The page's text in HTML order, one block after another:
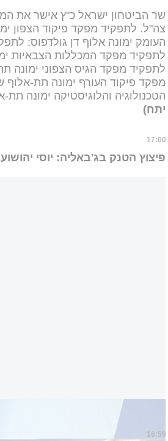
שר הביטחון ישראל כ"ץ אישר את
צה"ל. לתפקיד מפקד פיקוד הצפון
העומק ימונה אלוף דן גולדפוס;
לתפקיד מפקד המכללות הצבאיות
לתפקיד מפקד הגיס הצפוני ימונה
מפקד פיקוד העורף ימונה תת-
הטכנולוגיה והלוגיסטיקה ימונה
יתח)
17:00
פיצוץ הטנק בג'באליה: יוסי
פיצוץ הטנק בג'באליה: יוסי יהושוע
16:59